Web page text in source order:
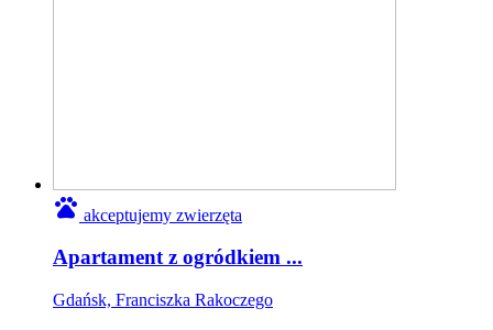
pets akceptujemy zwierzęta
Apartament z ogródkiem ...
Gdańsk, Franciszka Rakoczego